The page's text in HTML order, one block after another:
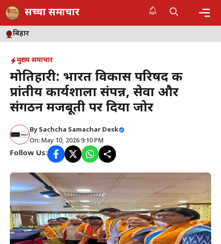
Skip
to
content
सच्चा समाचार
बिहार
मुख्य समाचार
मोतिहारी: भारत विकास परिषद की
प्रांतीय कार्यशाला संपन्न, सेवा और
संगठन मजबूती पर दिया जोर
BySachcha Samachar Desk
On: May 10, 2026 9:10 PM
Follow Us: